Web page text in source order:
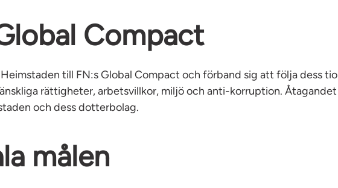
Compact
till FN:s Global Compact och förband sig att följa dess tio
rättigheter, arbetsvillkor, miljö och anti-korruption. Åtagandet
och dess dotterbolag.
målen